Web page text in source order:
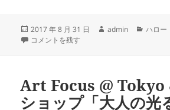
c
e
o
o
a
s
y
n
k
投
稿
2017 年 8 月 31 日
作
admin
カ
ハロー
半世紀ぶりに復活！「京橋2丁目盆踊り
コメントを残す
Art Focus @ Tokyo
ショップ「大人の光